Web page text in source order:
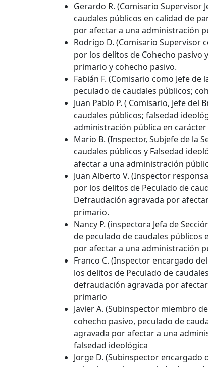
Gerardo R. (Comisario Supervisor
caudales públicos en calidad de
por afectar a una administración
Rodrigo D. (Comisario Supervisor
por los delitos de Cohecho pasivo
primario y cohecho pasivo.
Fabián F. (Comisario como Jefe
peculado de caudales públicos;
Juan Pablo P. ( Comisario, Jefe
caudales públicos; falsedad
administración pública en
Mario B. (Inspector, Subjefe de la
caudales públicos y Falsedad
afectar a una administración
Juan Alberto V. (Inspector
por los delitos de Peculado de
Defraudación agravada por
primario.
Nancy P. (inspectora Jefa de
de peculado de caudales
por afectar a una administración
Franco C. (Inspector encargado
los delitos de Peculado de
defraudación agravada por
primario
Javier A. (Subinspector miembro
cohecho pasivo, peculado de
agravada por afectar a una
falsedad ideológica
Jorge D. (Subinspector